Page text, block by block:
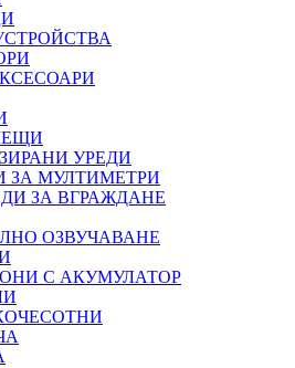
УРЕДИ
ЗА МУЛТИМЕТРИ
ЗА ВГРАЖДАНЕ
ОЗВУЧАВАНЕ
С АКУМУЛАТОР